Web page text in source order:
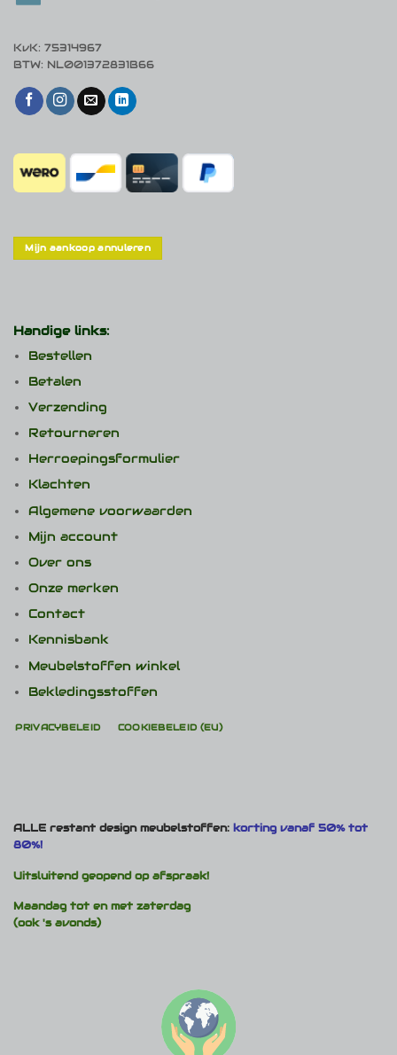
KvK: 75314967
BTW: NL001372831B66
Mijn aankoop annuleren
Handige links:
Bestellen
Betalen
Verzending
Retourneren
Herroepingsformulier
Klachten
Algemene voorwaarden
Mijn account
Over ons
Onze merken
Contact
Kennisbank
Meubelstoffen winkel
Bekledingsstoffen
PRIVACYBELEID COOKIEBELEID (EU)
ALLE restant design meubelstoffen: korting vanaf 50% tot
80%!
Uitsluitend geopend op afspraak!
Maandag tot en met zaterdag
(ook 's avonds)